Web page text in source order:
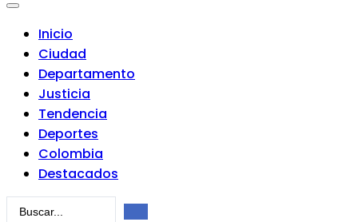
Inicio
Ciudad
Departamento
Justicia
Tendencia
Deportes
Colombia
Destacados
Search